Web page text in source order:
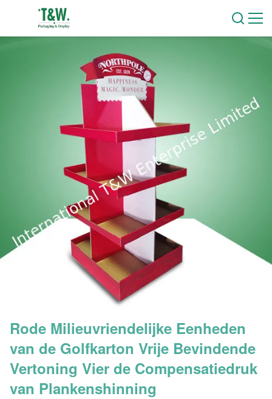
Rode Milieuvriendelijke Eenheden
van de Golfkarton Vrije Bevindende
Vertoning Vier de Compensatiedruk
van Plankenshinning